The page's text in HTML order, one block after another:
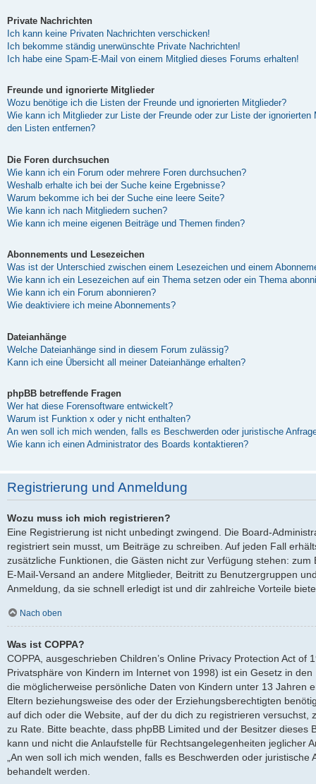
Private Nachrichten
Ich kann keine Privaten Nachrichten verschicken!
Ich bekomme ständig unerwünschte Private Nachrichten!
Ich habe eine Spam-E-Mail von einem Mitglied dieses Forums erhalten!
Freunde und ignorierte Mitglieder
Wozu benötige ich die Listen der Freunde und ignorierten Mitglieder?
Wie kann ich Mitglieder zur Liste der Freunde oder zur Liste der
den Listen entfernen?
Die Foren durchsuchen
Wie kann ich ein Forum oder mehrere Foren durchsuchen?
Weshalb erhalte ich bei der Suche keine Ergebnisse?
Warum bekomme ich bei der Suche eine leere Seite?
Wie kann ich nach Mitgliedern suchen?
Wie kann ich meine eigenen Beiträge und Themen finden?
Abonnements und Lesezeichen
Was ist der Unterschied zwischen einem Lesezeichen und einem
Wie kann ich ein Lesezeichen auf ein Thema setzen oder ein Thema
Wie kann ich ein Forum abonnieren?
Wie deaktiviere ich meine Abonnements?
Dateianhänge
Welche Dateianhänge sind in diesem Forum zulässig?
Kann ich eine Übersicht all meiner Dateianhänge erhalten?
phpBB betreffende Fragen
Wer hat diese Forensoftware entwickelt?
Warum ist Funktion x oder y nicht enthalten?
An wen soll ich mich wenden, falls es Beschwerden oder juristische
Wie kann ich einen Administrator des Boards kontaktieren?
Registrierung und Anmeldung
Wozu muss ich mich registrieren?
Eine Registrierung ist nicht unbedingt zwingend. Die Board-
registriert sein musst, um Beiträge zu schreiben. Auf jeden Fall
zusätzliche Funktionen, die Gästen nicht zur Verfügung stehen: zum
E-Mail-Versand an andere Mitglieder, Beitritt zu Benutzergruppen
Anmeldung, da sie schnell erledigt ist und dir zahlreiche Vorteile
Nach oben
Was ist COPPA?
COPPA, ausgeschrieben Children’s Online Privacy Protection Act of
Privatsphäre von Kindern im Internet von 1998) ist ein Gesetz in
die möglicherweise persönliche Daten von Kindern unter 13 Jahren
Eltern beziehungsweise des oder der Erziehungsberechtigten
auf dich oder die Website, auf der du dich zu registrieren versuchst,
zu Rate. Bitte beachte, dass phpBB Limited und der Besitzer dieses
kann und nicht die Anlaufstelle für Rechtsangelegenheiten jeglicher
„An wen soll ich mich wenden, falls es Beschwerden oder juristische
behandelt werden.